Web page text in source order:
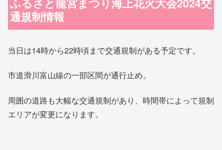
通規制情報
当日は14時から22時頃まで交通規制がある予定です。
市道滑川富山線の一部区間が通行止め。
周囲の道路も大幅な交通規制があり、時間帯によって規制
エリアが変更になります。